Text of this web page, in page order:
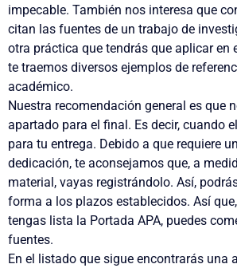
impecable. También nos interesa que
citan las fuentes de un trabajo de
otra práctica que tendrás que aplicar en
te traemos diversos ejemplos de
académico.
Nuestra recomendación general es que
apartado para el final. Es decir, cuando
para tu entrega. Debido a que requiere
dedicación, te aconsejamos que, a
material, vayas registrándolo. Así,
forma a los plazos establecidos. Así
tengas lista la Portada APA, puedes
fuentes.
En el listado que sigue encontrarás una